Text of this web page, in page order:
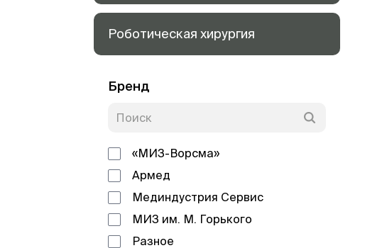
Роботическая хирургия
Бренд
«МИЗ-Ворсма»
Армед
Мединдустрия Сервис
МИЗ им. М. Горького
Разное